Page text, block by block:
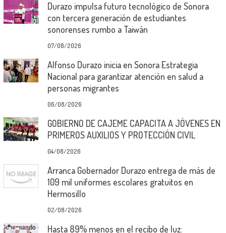
Durazo impulsa futuro tecnológico de Sonora
con tercera generación de estudiantes
sonorenses rumbo a Taiwán
07/08/2026
Alfonso Durazo inicia en Sonora Estrategia
Nacional para garantizar atención en salud a
personas migrantes
06/08/2026
GOBIERNO DE CAJEME CAPACITA A JÓVENES EN
PRIMEROS AUXILIOS Y PROTECCIÓN CIVIL
04/08/2026
Arranca Gobernador Durazo entrega de más de
109 mil uniformes escolares gratuitos en
Hermosillo
02/08/2026
Hasta 89% menos en el recibo de luz: